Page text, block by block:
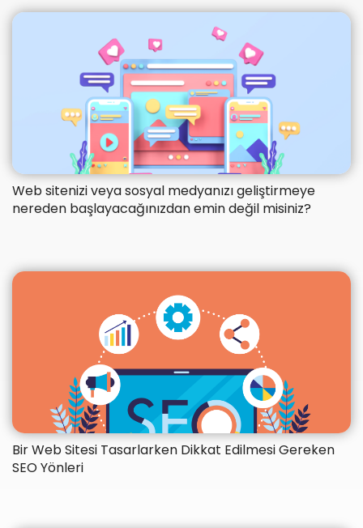
Web sitenizi veya sosyal medyanızı geliştirmeye
nereden başlayacağınızdan emin değil misiniz?
Bir Web Sitesi Tasarlarken Dikkat Edilmesi Gereken
SEO Yönleri